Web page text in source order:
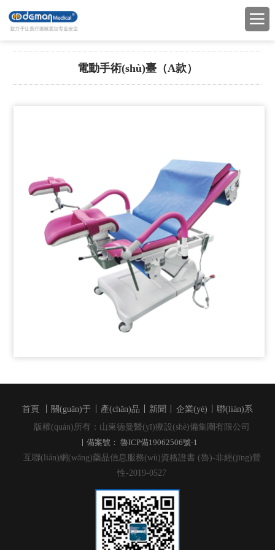
電動手術(shù)臺（A款）
首頁 關(guān)于 產(chǎn)品 新聞 企業(yè)
聯(lián)系
版權(quán)所有：山東德曼醫(yī)療設(shè)備集團有限公司
備案號： 魯ICP備19062506號-1
互聯(lián)網(wǎng)藥品信息服務(wù)資格證書 (魯)-非經(jīng)營
性-2019-0527